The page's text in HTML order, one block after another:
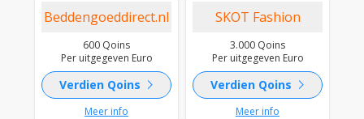
Beddengoeddirect.nl
600 Qoins
Per uitgegeven Euro
Verdien Qoins chevron_right
Meer info
SKOT Fashion
3.000 Qoins
Per uitgegeven Euro
Verdien Qoins chevron_right
Meer info